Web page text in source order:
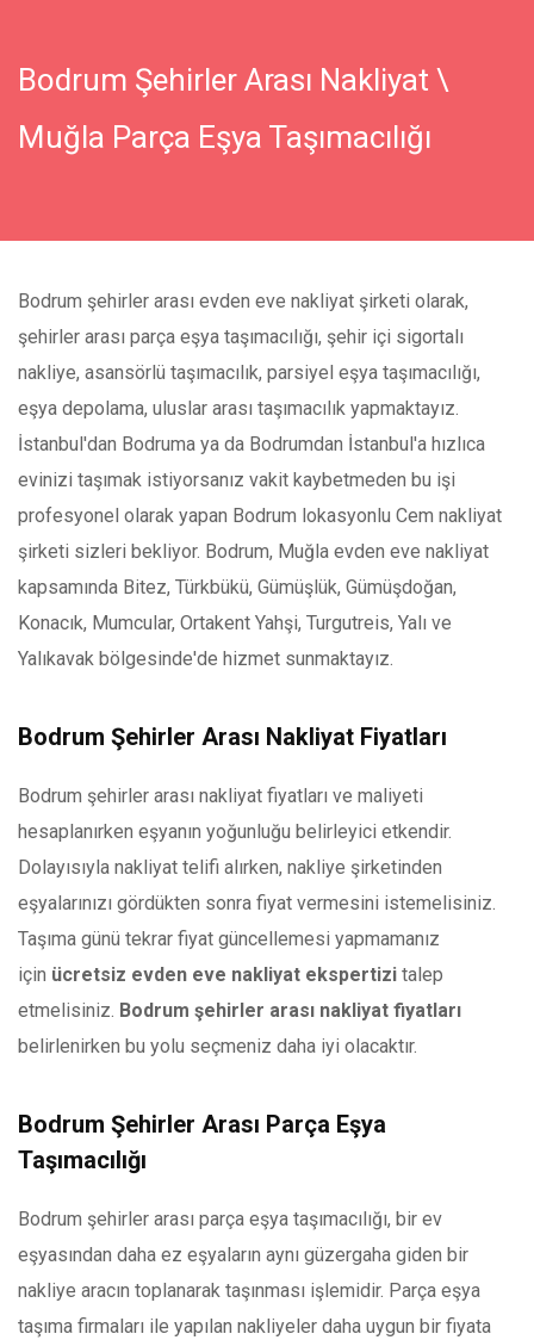
Bodrum Şehirler Arası Nakliyat \
Muğla Parça Eşya Taşımacılığı
Bodrum şehirler arası evden eve nakliyat şirketi olarak,
şehirler arası parça eşya taşımacılığı, şehir içi sigortalı
nakliye, asansörlü taşımacılık, parsiyel eşya taşımacılığı,
eşya depolama, uluslar arası taşımacılık yapmaktayız.
İstanbul'dan Bodruma ya da Bodrumdan İstanbul'a hızlıca
evinizi taşımak istiyorsanız vakit kaybetmeden bu işi
profesyonel olarak yapan Bodrum lokasyonlu Cem nakliyat
şirketi sizleri bekliyor. Bodrum, Muğla evden eve nakliyat
kapsamında Bitez, Türkbükü, Gümüşlük, Gümüşdoğan,
Konacık, Mumcular, Ortakent Yahşi, Turgutreis, Yalı ve
Yalıkavak bölgesinde'de hizmet sunmaktayız.
Bodrum Şehirler Arası Nakliyat Fiyatları
Bodrum şehirler arası nakliyat fiyatları ve maliyeti
hesaplanırken eşyanın yoğunluğu belirleyici etkendir.
Dolayısıyla nakliyat telifi alırken, nakliye şirketinden
eşyalarınızı gördükten sonra fiyat vermesini istemelisiniz.
Taşıma günü tekrar fiyat güncellemesi yapmamanız
için ücretsiz evden eve nakliyat ekspertizi talep
etmelisiniz. Bodrum şehirler arası nakliyat fiyatları
belirlenirken bu yolu seçmeniz daha iyi olacaktır.
Bodrum Şehirler Arası Parça Eşya
Taşımacılığı
Bodrum şehirler arası parça eşya taşımacılığı, bir ev
eşyasından daha ez eşyaların aynı güzergaha giden bir
nakliye aracın toplanarak taşınması işlemidir. Parça eşya
taşıma firmaları ile yapılan nakliyeler daha uygun bir fiyata